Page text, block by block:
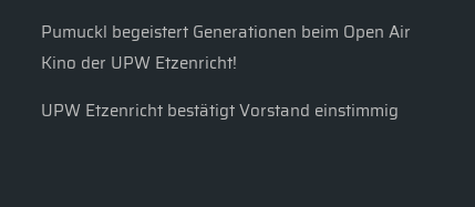
Pumuckl begeistert Generationen beim Open Air
Kino der UPW Etzenricht!
UPW Etzenricht bestätigt Vorstand einstimmig